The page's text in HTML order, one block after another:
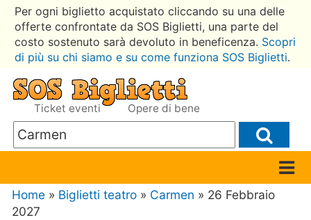
Per ogni biglietto acquistato cliccando su una delle
offerte confrontate da SOS Biglietti, una parte del
costo sostenuto sarà devoluto in beneficenza. Scopri
di più su chi siamo e su come funziona SOS Biglietti.
Ticket eventi Opere di bene
Home » Biglietti teatro » Carmen » 26 Febbraio
2027